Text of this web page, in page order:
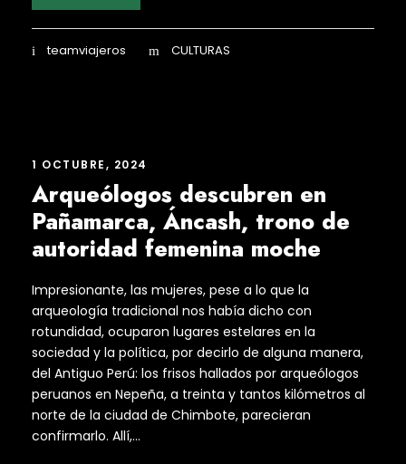
teamviajeros CULTURAS
1 OCTUBRE, 2024
Arqueólogos descubren en
Pañamarca, Áncash, trono de
autoridad femenina moche
Impresionante, las mujeres, pese a lo que la
arqueología tradicional nos había dicho con
rotundidad, ocuparon lugares estelares en la
sociedad y la política, por decirlo de alguna manera,
del Antiguo Perú: los frisos hallados por arqueólogos
peruanos en Nepeña, a treinta y tantos kilómetros al
norte de la ciudad de Chimbote, parecieran
confirmarlo. Allí,...